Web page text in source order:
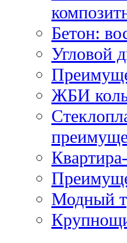
Бетон:
Угловой
ЖБИ
Модный